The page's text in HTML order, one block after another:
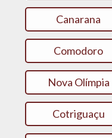
Canarana
Comodoro
Nova Olímpia
Cotriguaçu